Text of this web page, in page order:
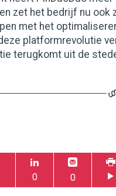
zet het bedrijf nu ook
met het
platformrevolutie
terugkomt uit de
0 0